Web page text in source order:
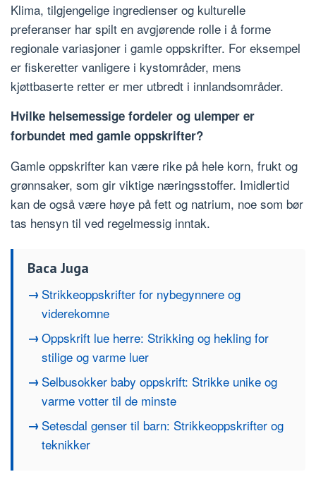
Klima, tilgjengelige ingredienser og kulturelle
preferanser har spilt en avgjørende rolle i å forme
regionale variasjoner i gamle oppskrifter. For eksempel
er fiskeretter vanligere i kystområder, mens
kjøttbaserte retter er mer utbredt i innlandsområder.
Hvilke helsemessige fordeler og ulemper er
forbundet med gamle oppskrifter?
Gamle oppskrifter kan være rike på hele korn, frukt og
grønnsaker, som gir viktige næringsstoffer. Imidlertid
kan de også være høye på fett og natrium, noe som bør
tas hensyn til ved regelmessig inntak.
Baca Juga
Strikkeoppskrifter for nybegynnere og
viderekomne
Oppskrift lue herre: Strikking og hekling for
stilige og varme luer
Selbusokker baby oppskrift: Strikke unike og
varme votter til de minste
Setesdal genser til barn: Strikkeoppskrifter og
teknikker